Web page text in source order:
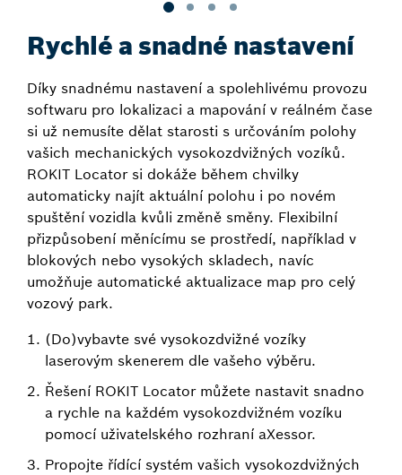
Rychlé a snadné nastavení
Díky snadnému nastavení a spolehlivému provozu
softwaru pro lokalizaci a mapování v reálném čase
si už nemusíte dělat starosti s určováním polohy
vašich mechanických vysokozdvižných vozíků.
ROKIT Locator si dokáže během chvilky
automaticky najít aktuální polohu i po novém
spuštění vozidla kvůli změně směny. Flexibilní
přizpůsobení měnícímu se prostředí, například v
blokových nebo vysokých skladech, navíc
umožňuje automatické aktualizace map pro celý
vozový park.
(Do)vybavte své vysokozdvižné vozíky
laserovým skenerem dle vašeho výběru.
Řešení ROKIT Locator můžete nastavit snadno
a rychle na každém vysokozdvižném vozíku
pomocí uživatelského rozhraní aXessor.
Propojte řídící systém vašich vysokozdvižných